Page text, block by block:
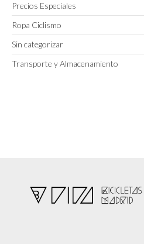
Precios Especiales
Ropa Ciclismo
Sin categorizar
Transporte y Almacenamiento